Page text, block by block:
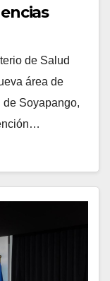
de Salud
área de
Soyapango,